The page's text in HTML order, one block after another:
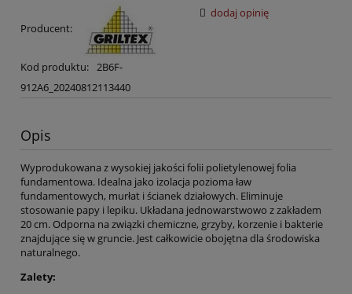
Producent:
Kod produktu: 2B6F-
912A6_20240812113440
dodaj opinię
Opis
Wyprodukowana z wysokiej jakości folii polietylenowej folia
fundamentowa. Idealna jako izolacja pozioma ław
fundamentowych, murłat i ścianek działowych. Eliminuje
stosowanie papy i lepiku. Układana jednowarstwowo z zakładem
20 cm. Odporna na związki chemiczne, grzyby, korzenie i bakterie
znajdujące się w gruncie. Jest całkowicie obojętna dla środowiska
naturalnego.
Zalety: